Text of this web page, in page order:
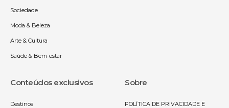
Sociedade
Moda & Beleza
Arte & Cultura
Saúde & Bem-estar
Conteúdos exclusivos
Destinos
Sobre
POLÍTICA DE PRIVACIDADE E